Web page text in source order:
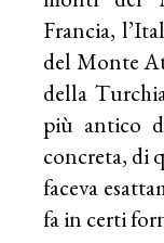
Francia,
del Monte
della
più antico
concreta, di
faceva
fa in certi